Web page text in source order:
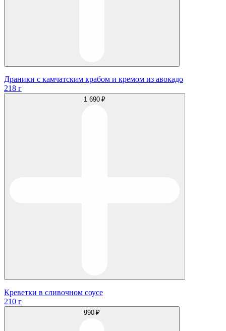
Драники с камчатским крабом и кремом из авокадо
218 г
1 690 ₽
Креветки в сливочном соусе
210 г
990 ₽